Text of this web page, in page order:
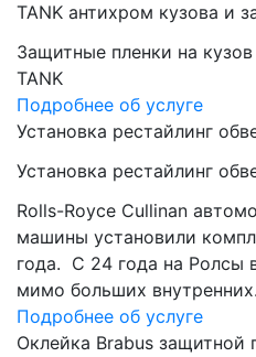
TANK антихром кузова и
Защитные пленки на
TANK
Подробнее об услуге
Установка рестайлинг
Установка рестайлинг
Rolls-Royce Cullinan
машины установили
года. C 24 года на
мимо больших
Подробнее об услуге
Оклейка Brabus защитной